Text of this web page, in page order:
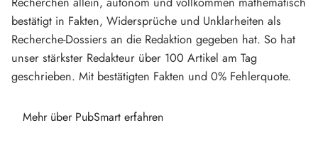
bestätigt in Fakten, Widersprüche und Unklarheiten als
Recherche-Dossiers an die Redaktion gegeben hat. So hat
unser stärkster Redakteur über 100 Artikel am Tag
geschrieben. Mit bestätigten Fakten und 0% Fehlerquote.
Mehr über PubSmart erfahren